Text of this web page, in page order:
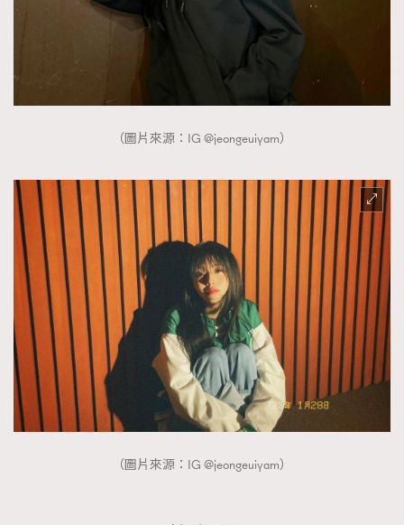
（圖片來源：IG @jeongeuiyam）
（圖片來源：IG @jeongeuiyam）